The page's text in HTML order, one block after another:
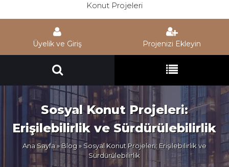
Konut Projeleri
Üyelik ve Giriş Projenizi Ekleyin
Sosyal Konut Projeleri:
Erişilebilirlik ve Sürdürülebilirlik
Ana Sayfa»Blog» Sosyal Konut Projeleri: Erişilebilirlik ve
Sürdürülebilirlik